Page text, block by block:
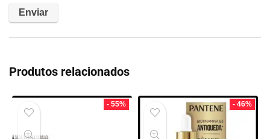
Produtos relacionados
- 55% - 46%